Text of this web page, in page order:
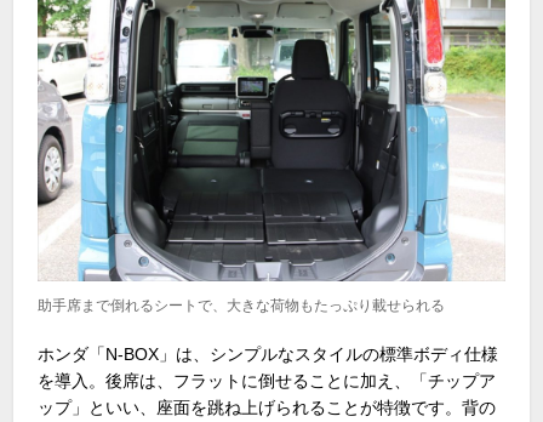
助手席まで倒れるシートで、大きな荷物もたっぷり載せられる
ホンダ「N-BOX」は、シンプルなスタイルの標準ボディ仕様
を導入。後席は、フラットに倒せることに加え、「チップア
ップ」といい、座面を跳ね上げられることが特徴です。背の